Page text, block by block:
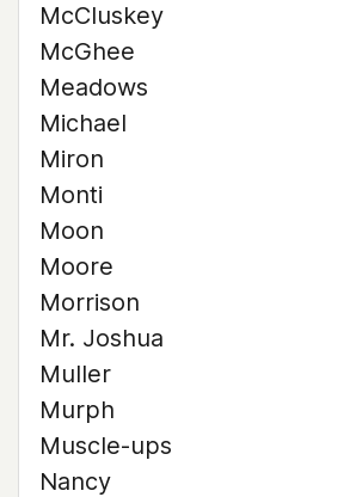
McCluskey
McGhee
Meadows
Michael
Miron
Monti
Moon
Moore
Morrison
Mr. Joshua
Muller
Murph
Muscle-ups
Nancy